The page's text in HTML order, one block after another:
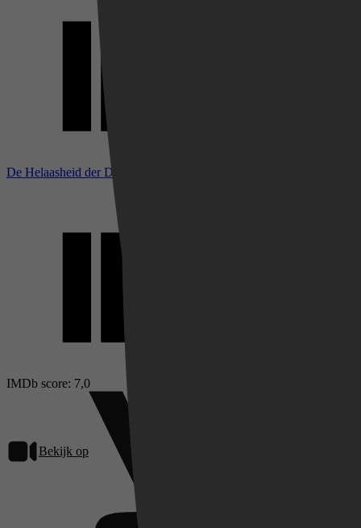
De Helaasheid der Dingen bij IMDb
IMDb score: 7,0
Bekijk op